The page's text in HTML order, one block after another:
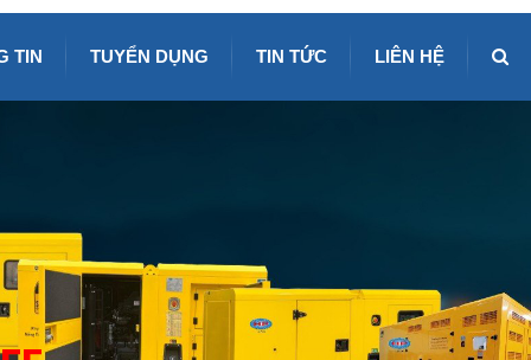
TIN TUYỂN DỤNG TIN TỨC LIÊN HỆ